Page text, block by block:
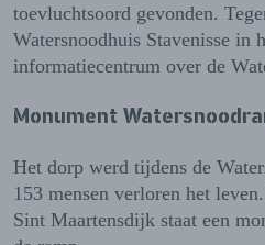
toevluchtsoord gevonden.
Watersnoodhuis Stavenisse in
informatiecentrum over de
Monument
Het dorp werd tijdens de
153 mensen verloren het
Sint Maartensdijk staat een